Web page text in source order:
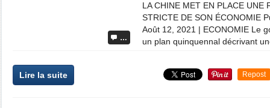
…
LA CHINE MET EN PLACE UNE
STRICTE DE SON ÉCONOMIE
Août 12, 2021 | ECONOMIE Le
un plan quinquennal décrivant
Lire la suite Repost